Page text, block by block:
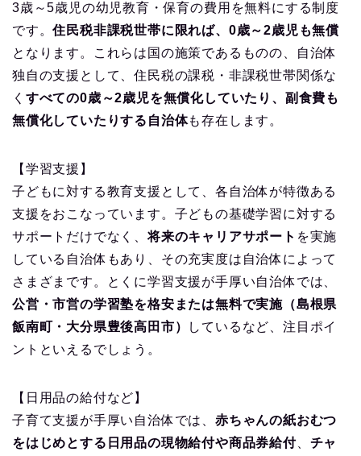
3歳～5歳児の幼児教育・保育の費用を無料にする制度
です。住民税非課税世帯に限れば、0歳～2歳児も無償
となります。これらは国の施策であるものの、自治体
独自の支援として、住民税の課税・非課税世帯関係な
く すべての0歳～2歳児を無償化していたり、副食費も
無償化していたりする自治体も存在します。
【学習支援】
子どもに対する教育支援として、各自治体が特徴ある
支援をおこなっています。子どもの基礎学習に対する
サポートだけでなく、将来のキャリアサポート を実施
している自治体もあり、その充実度は自治体によって
さまざまです。とくに学習支援が手厚い自治体では、
公営・市営の学習塾を格安または無料で実施（島根県
飯南町・大分県豊後高田市）
しているなど、注目ポイ
ントといえるでしょう。
【日用品の給付など】
子育て支援が手厚い自治体では、 赤ちゃんの紙おむつ
をはじめとする日用品の現物給付や商品券給付、 チャ